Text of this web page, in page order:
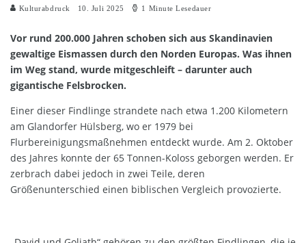
Kulturabdruck 10. Juli 2025 1 Minute Lesedauer
Vor rund 200.000 Jahren schoben sich aus Skandinavien
gewaltige Eismassen durch den Norden Europas. Was ihnen
im Weg stand, wurde mitgeschleift – darunter auch
gigantische Felsbrocken.
Einer dieser Findlinge strandete nach etwa 1.200 Kilometern
am Glandorfer Hülsberg, wo er 1979 bei
Flurbereinigungsmaßnehmen entdeckt wurde. Am 2. Oktober
des Jahres konnte der 65 Tonnen-Koloss geborgen werden. Er
zerbrach dabei jedoch in zwei Teile, deren
Größenunterschied einen biblischen Vergleich provozierte.